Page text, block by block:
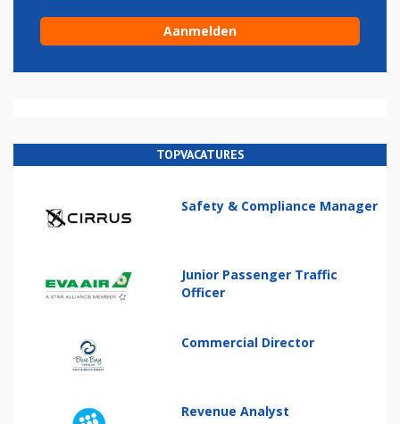
TOPVACATURES
Safety & Compliance Manager
Junior Passenger Traffic
Officer
Commercial Director
Revenue Analyst